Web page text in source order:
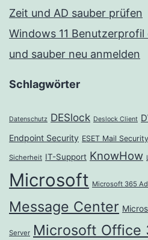
Zeit und AD sauber prüfen
Windows 11
und sauber neu anmelden
Schlagwörter
Datenschutz DESlock Deslock Client
Endpoint Security ESET Mail Security
Sicherheit IT-Support KnowHow
Microsoft Microsoft 365
Message Center
Server Microsoft Office